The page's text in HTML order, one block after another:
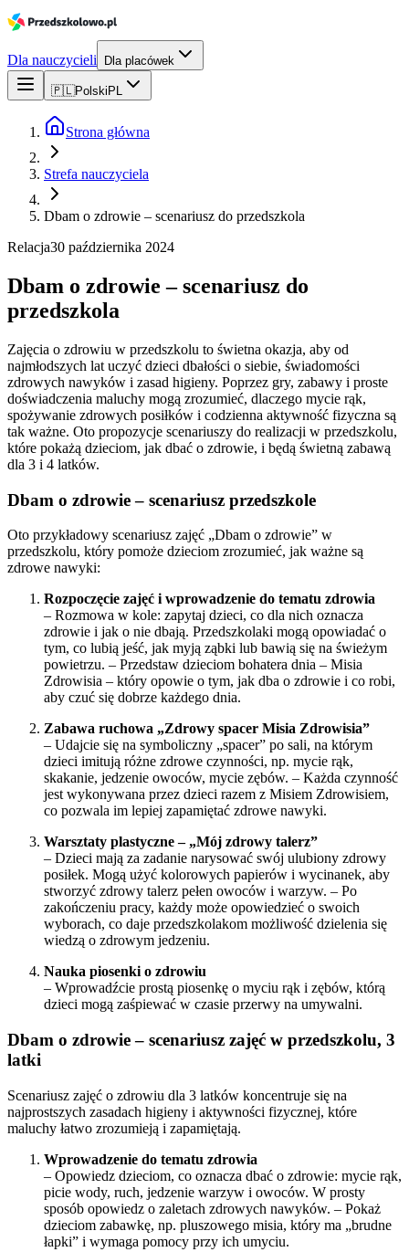
Dla nauczycieli Dla placówek
🇵🇱Polski PL
Strona główna
Strefa nauczyciela
Dbam o zdrowie – scenariusz do przedszkola
Relacja30 października 2024
Dbam o zdrowie – scenariusz do
przedszkola
Zajęcia o zdrowiu w przedszkolu to świetna okazja, aby od
najmłodszych lat uczyć dzieci dbałości o siebie, świadomości
zdrowych nawyków i zasad higieny. Poprzez gry, zabawy i proste
doświadczenia maluchy mogą zrozumieć, dlaczego mycie rąk,
spożywanie zdrowych posiłków i codzienna aktywność fizyczna są
tak ważne. Oto propozycje scenariuszy do realizacji w przedszkolu,
które pokażą dzieciom, jak dbać o zdrowie, i będą świetną zabawą
dla 3 i 4 latków.
Dbam o zdrowie – scenariusz przedszkole
Oto przykładowy scenariusz zajęć „Dbam o zdrowie” w
przedszkolu, który pomoże dzieciom zrozumieć, jak ważne są
zdrowe nawyki:
Rozpoczęcie zajęć i wprowadzenie do tematu zdrowia
– Rozmowa w kole: zapytaj dzieci, co dla nich oznacza
zdrowie i jak o nie dbają. Przedszkolaki mogą opowiadać o
tym, co lubią jeść, jak myją ząbki lub bawią się na świeżym
powietrzu. – Przedstaw dzieciom bohatera dnia – Misia
Zdrowisia – który opowie o tym, jak dba o zdrowie i co robi,
aby czuć się dobrze każdego dnia.
Zabawa ruchowa „Zdrowy spacer Misia Zdrowisia”
– Udajcie się na symboliczny „spacer” po sali, na którym
dzieci imitują różne zdrowe czynności, np. mycie rąk,
skakanie, jedzenie owoców, mycie zębów. – Każda czynność
jest wykonywana przez dzieci razem z Misiem Zdrowisiem,
co pozwala im lepiej zapamiętać zdrowe nawyki.
Warsztaty plastyczne – „Mój zdrowy talerz”
– Dzieci mają za zadanie narysować swój ulubiony zdrowy
posiłek. Mogą użyć kolorowych papierów i wycinanek, aby
stworzyć zdrowy talerz pełen owoców i warzyw. – Po
zakończeniu pracy, każdy może opowiedzieć o swoich
wyborach, co daje przedszkolakom możliwość dzielenia się
wiedzą o zdrowym jedzeniu.
Nauka piosenki o zdrowiu
– Wprowadźcie prostą piosenkę o myciu rąk i zębów, którą
dzieci mogą zaśpiewać w czasie przerwy na umywalni.
Dbam o zdrowie – scenariusz zajęć w przedszkolu, 3
latki
Scenariusz zajęć o zdrowiu dla 3 latków koncentruje się na
najprostszych zasadach higieny i aktywności fizycznej, które
maluchy łatwo zrozumieją i zapamiętają.
Wprowadzenie do tematu zdrowia
– Opowiedz dzieciom, co oznacza dbać o zdrowie: mycie rąk,
picie wody, ruch, jedzenie warzyw i owoców. W prosty
sposób opowiedz o zaletach zdrowych nawyków. – Pokaż
dzieciom zabawkę, np. pluszowego misia, który ma „brudne
łapki” i wymaga pomocy przy ich umyciu.